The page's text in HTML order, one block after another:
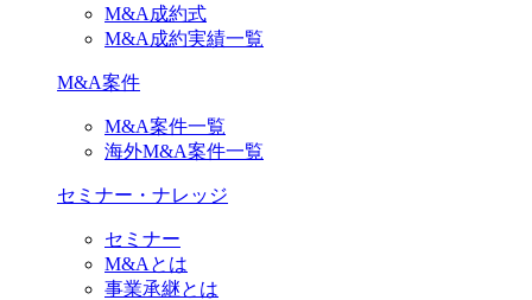
M&A成約式
M&A成約実績一覧
M&A案件
M&A案件一覧
海外M&A案件一覧
セミナー・ナレッジ
セミナー
M&Aとは
事業承継とは